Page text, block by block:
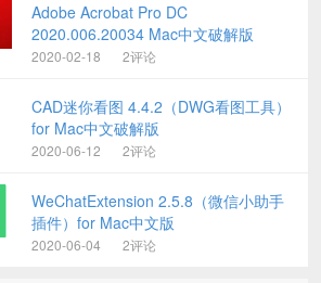
Adobe Acrobat Pro DC
2020.006.20034 Mac中文破解版
2020-02-18 2评论
CAD迷你看图 4.4.2（DWG看图工具）
for Mac中文破解版
2020-06-12 2评论
WeChatExtension 2.5.8（微信小助手
插件）for Mac中文版
2020-06-04 2评论